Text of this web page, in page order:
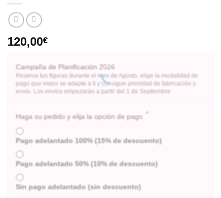
120,00€
Campaña de Planificación 2026
Reserva tus figuras durante el mes de Agosto, elige la modalidad de
pago que mejor se adapte a ti y consigue prioridad de fabricación y
envío. Los envíos empezarán a partir del 1 de Septiembre
Haga su pedido y elija la opción de pago *
Pago adelantado 100% (15% de descuento)
Pago adelantado 50% (10% de descuento)
Sin pago adelantado (sin descuento)